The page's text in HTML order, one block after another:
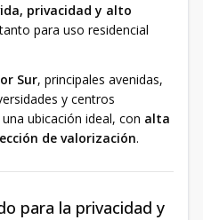
privacidad y alto
para uso residencial
Sur, principales avenidas,
y centros
ubicación ideal, con alta
de valorización.
para la privacidad y